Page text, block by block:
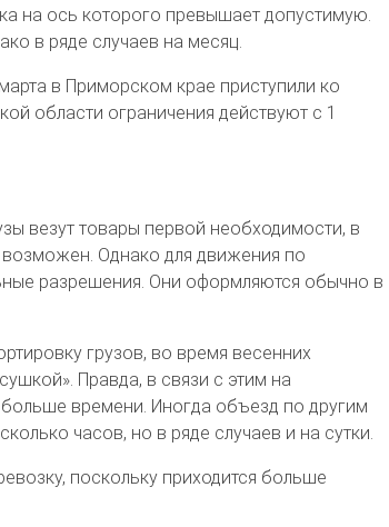
на ось которого превышает допустимую.
в ряде случаев на месяц.
в Приморском крае приступили ко
области ограничения действуют с 1
везут товары первой необходимости, в
Однако для движения по
разрешения. Они оформляются обычно в
грузов, во время весенних
Правда, в связи с этим на
времени. Иногда объезд по другим
часов, но в ряде случаев и на сутки.
поскольку приходится больше